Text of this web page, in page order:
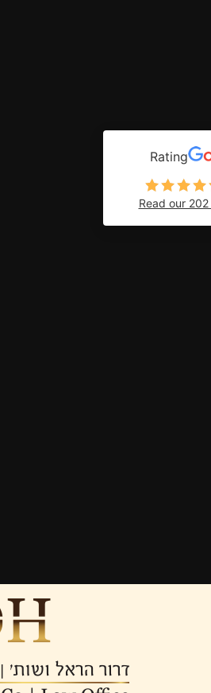
Rating
Read our